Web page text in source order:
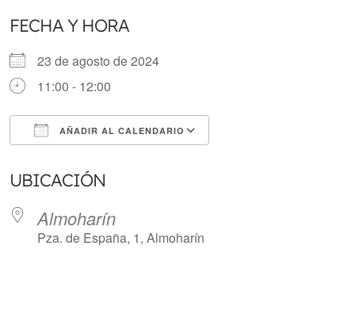
FECHA Y HORA
23 de agosto de 2024
11:00 - 12:00
AÑADIR AL CALENDARIO
UBICACIÓN
Almoharín
Pza. de España, 1, Almoharín